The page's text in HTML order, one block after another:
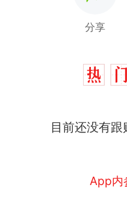
分享
目前还没有
App内